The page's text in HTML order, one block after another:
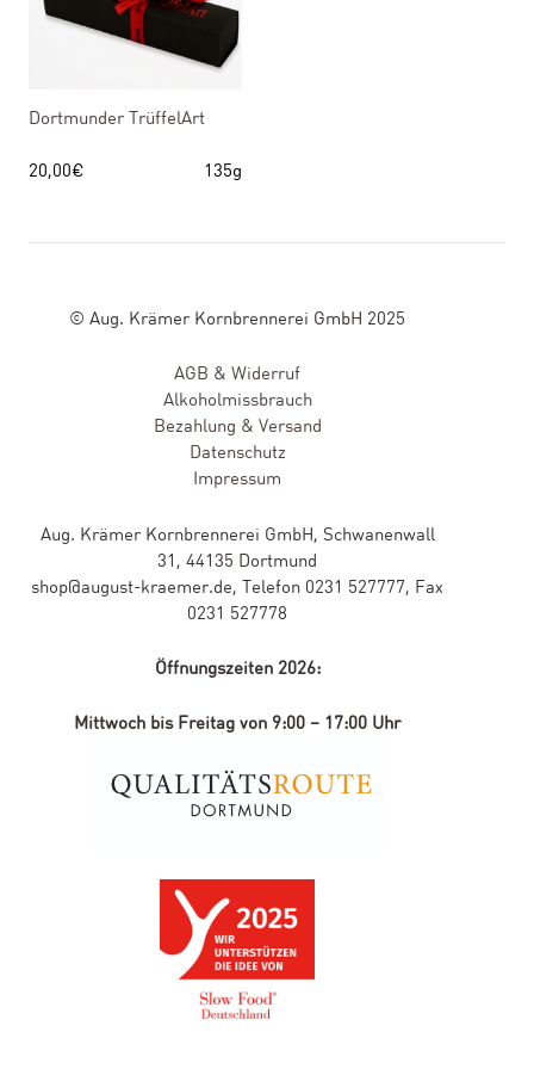
Dortmunder TrüffelArt
20,00€ 135g
© Aug. Krämer Kornbrennerei GmbH 2025
AGB & Widerruf
Alkoholmissbrauch
Bezahlung & Versand
Datenschutz
Impressum
Aug. Krämer Kornbrennerei GmbH, Schwanenwall
31, 44135 Dortmund
shop@august-kraemer.de, Telefon 0231 527777, Fax
0231 527778
Öffnungszeiten 2026:
Mittwoch bis Freitag von 9:00 – 17:00 Uhr